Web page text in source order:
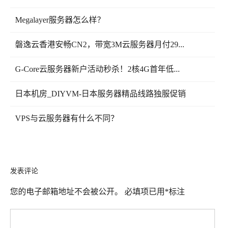
Megalayer服务器怎么样？
磐逸云香港安畅CN2，带宽3M云服务器月付29...
G-Core云服务器新户活动秒杀！2核4G首年低...
日本机房_DIYVM-日本服务器精品线路独服促销
VPS与云服务器有什么不同？
发表评论
您的电子邮箱地址不会被公开。 必填项已用 *标注